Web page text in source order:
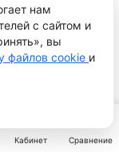
Кабинет Сравнение
нам
с сайтом и
вы
файлов cookie и